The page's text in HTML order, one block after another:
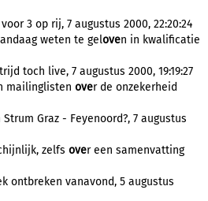
3 op rij, 7 augustus 2000, 22:20:24
weten te geloven in kwalificatie
toch live, 7 augustus 2000, 19:19:27
mailinglisten over de onzekerheid
Graz - Feyenoord?, 7 augustus
zelfs over een samenvatting
ontbreken vanavond, 5 augustus